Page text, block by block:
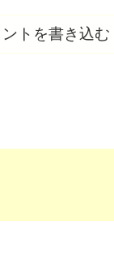
ントを書き込む